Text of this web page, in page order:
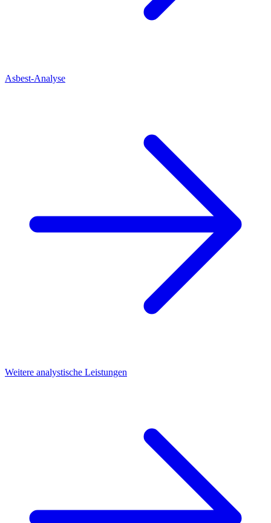
Asbest-Analyse
Weitere analystische Leistungen